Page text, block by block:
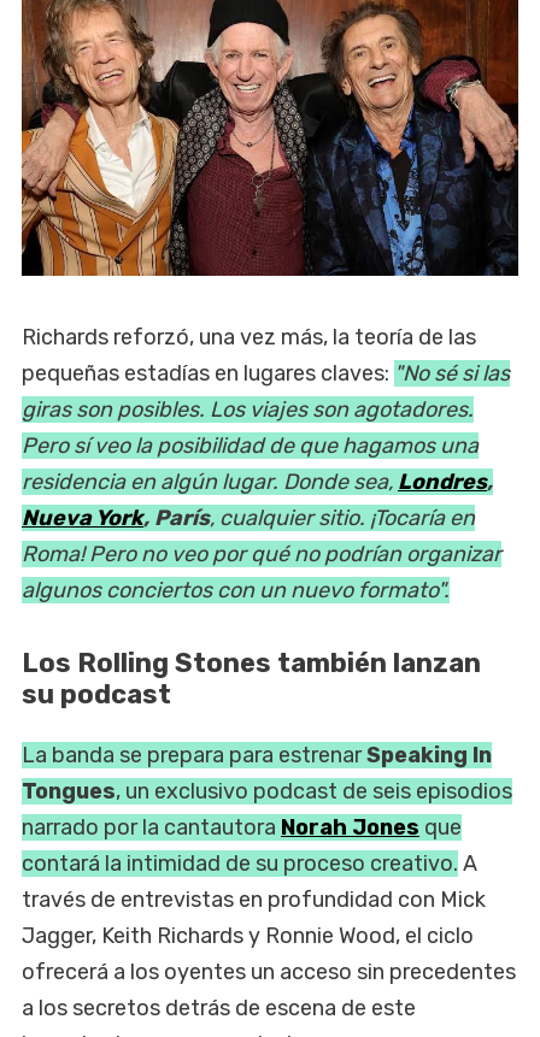
Richards reforzó, una vez más, la teoría de las
pequeñas estadías en lugares claves: "No sé si las
giras son posibles. Los viajes son agotadores.
Pero sí veo la posibilidad de que hagamos una
residencia en algún lugar. Donde sea, Londres,
Nueva York, París, cualquier sitio. ¡Tocaría en
Roma! Pero no veo por qué no podrían organizar
algunos conciertos con un nuevo formato".
Los Rolling Stones también lanzan
su podcast
La banda se prepara para estrenarSpeaking In
Tongues, un exclusivo podcast de seis episodios
narrado por la cantautora Norah Jones que
contará la intimidad de su proceso creativo. A
través de entrevistas en profundidad con Mick
Jagger, Keith Richards y Ronnie Wood, el ciclo
ofrecerá a los oyentes un acceso sin precedentes
a los secretos detrás de escena de este